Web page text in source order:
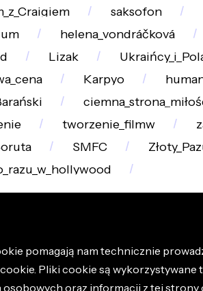
saksofon
helena_vondráčková
Lizak
Karpyo
tworzenie_filmw
SMFC
pomagają nam technicznie
Pliki cookie są
osobowych oraz informacji z tej strony